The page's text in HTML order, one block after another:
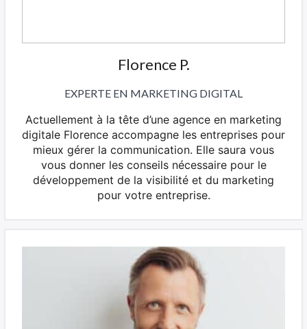
Florence P.
EXPERTE EN MARKETING DIGITAL
Actuellement à la tête d’une agence en marketing
digitale Florence accompagne les entreprises pour
mieux gérer la communication. Elle saura vous
vous donner les conseils nécessaire pour le
développement de la visibilité et du marketing
pour votre entreprise.